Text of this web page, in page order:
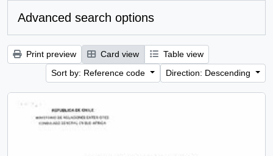
Advanced search options
Print preview Card view
Table view
Sort by: Reference code
Direction: Descending